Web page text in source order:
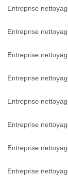
Entreprise
Entreprise
Entreprise
Entreprise
Entreprise
Entreprise
Entreprise
Entreprise